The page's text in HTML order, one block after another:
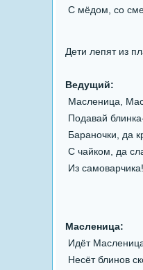
С мёдом, со
Дети лепят из
Ведущий:
Масленица,
Подавай
Бараночки, да
С чайком, да
Из самоварчика!
Масленица:
Идёт
Несёт блинов